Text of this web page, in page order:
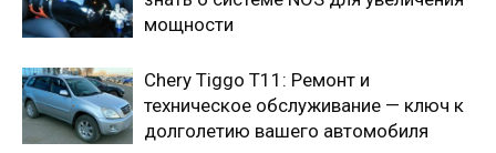
мощности
Chery Tiggo T11: Ремонт и
техническое обслуживание — ключ к
долголетию вашего автомобиля